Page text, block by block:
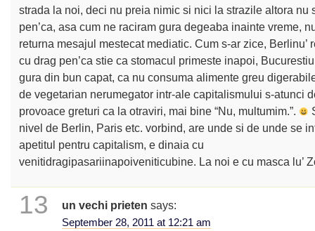
strada la noi, deci nu preia nimic si nici la strazile altora nu
pen’ca, asa cum ne raciram gura degeaba inainte vreme,
returna mesajul mestecat mediatic. Cum s-ar zice, Berlinu’
cu drag pen’ca stie ca stomacul primeste inapoi,
gura din bun capat, ca nu consuma alimente greu
de vegetarian nerumegator intr-ale capitalismului s-atunci
provoace greturi ca la otraviri, mai bine “Nu, multumim.”.
nivel de Berlin, Paris etc. vorbind, are unde si de unde se
apetitul pentru capitalism, e dinaia cu
venitidragipasariinapoiveniticubine. La noi e cu masca lu’
13 un vechi prieten says:
September 28, 2011 at 12:21 am